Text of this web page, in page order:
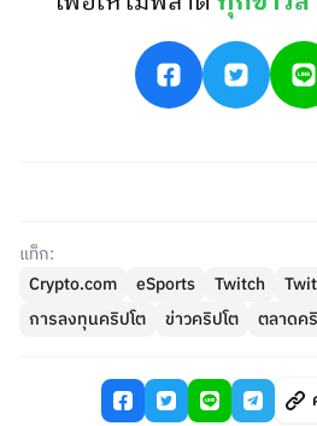
แท็ก:
Crypto.com
eSports Twitch
การลงทุนคริปโต
ข่าวคริปโต ตลาดค